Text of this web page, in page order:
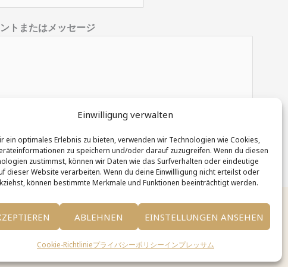
Einwilligung verwalten
ein optimales Erlebnis zu bieten, verwenden wir Technologien wie Cookies,
zu speichern und/oder darauf zuzugreifen. Wenn du diesen
zustimmst, können wir Daten wie das Surfverhalten oder eindeutige
dieser Website verarbeiten. Wenn du deine Einwillligung nicht erteilst oder
können bestimmte Merkmale und Funktionen beeinträchtigt werden.
ABLEHNEN EINSTELLUNGEN ANSEHEN
Cookie-Richtlinieプライバシーポリシーインプレッサム
トまたはメッセージ
ー